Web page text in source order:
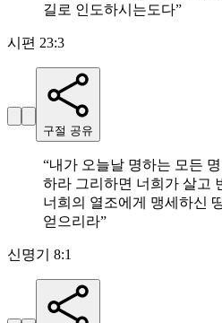
길로 인도하시는도다”
시편 23:3
구절 공유
“내가 오늘날 명하는 모든
하라 그리하면 너희가 살고
너희의 열조에게 맹세하신
얻으리라”
신명기 8:1